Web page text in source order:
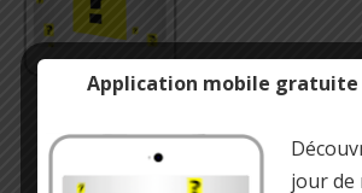
Application mobile gratuite
jour de